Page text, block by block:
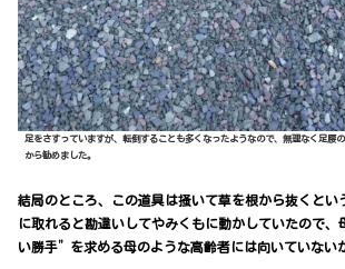
足をさすっていますが、転倒することも多くなったようなので、無理なく足腰
から勧めました。
結局のところ、この道具は掻いて草を根から抜くとい
に取れると勘違いしてやみくもに動かしていたので
い勝手”を求める母のような高齢者には向いていない